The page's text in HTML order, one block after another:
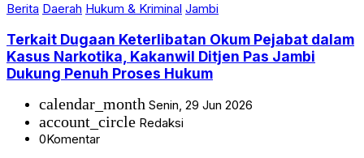
Berita Daerah Hukum & Kriminal Jambi
Terkait Dugaan Keterlibatan Okum Pejabat dalam
Kasus Narkotika, Kakanwil Ditjen Pas Jambi
Dukung Penuh Proses Hukum
calendar_month Senin, 29 Jun 2026
account_circle Redaksi
0Komentar